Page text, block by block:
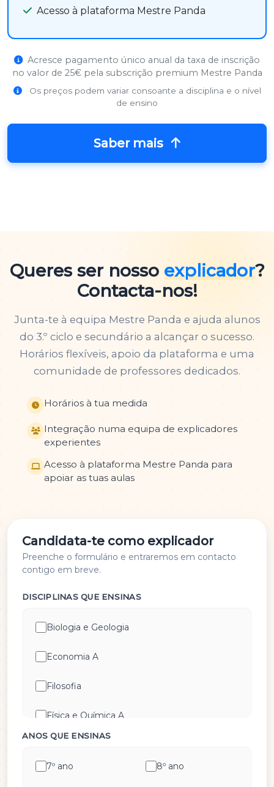
Acesso à plataforma Mestre Panda
Acresce pagamento único anual da taxa de inscrição
no valor de 25€ pela subscrição premium Mestre Panda
Os preços podem variar consoante a disciplina e o nível
de ensino
Saber mais
Queres ser nosso explicador?
Contacta-nos!
Junta-te à equipa Mestre Panda e ajuda alunos
do 3.º ciclo e secundário a alcançar o sucesso.
Horários flexíveis, apoio da plataforma e uma
comunidade de professores dedicados.
Horários à tua medida
Integração numa equipa de explicadores
experientes
Acesso à plataforma Mestre Panda para
apoiar as tuas aulas
Candidata-te como explicador
Preenche o formulário e entraremos em contacto
contigo em breve.
DISCIPLINAS QUE ENSINAS
Biologia e Geologia
Economia A
Filosofia
Física e Química A
ANOS QUE ENSINAS
7º ano 8º ano